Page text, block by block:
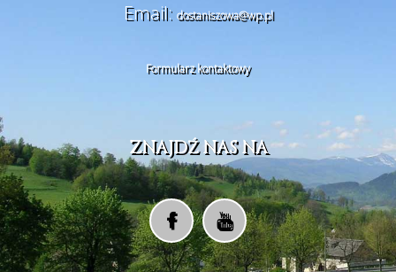
Email: dostaniszowa@wp.pl
Formularz kontaktowy
ZNAJDŹ NAS NA